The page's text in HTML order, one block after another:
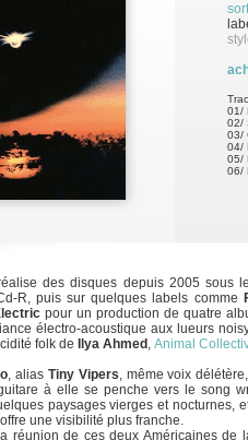
01/
02/
03/
04/
05/
06/
des disques depuis 2005 sous
R, puis sur quelques labels comme
pour un production de quatre
électro-acoustique aux lueurs
folk de Ilya Ahmed , Animal
, aliasTiny Vipers, même voix
à elle se penche vers le song
paysages vierges et nocturnes,
offre une visibilité plus franche.
réunion de ces deux Américaines de